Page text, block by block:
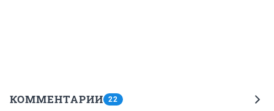
КОММЕНТАРИИ 22